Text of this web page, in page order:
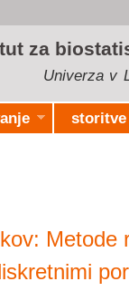
za
Univerza v
storitve
Metode